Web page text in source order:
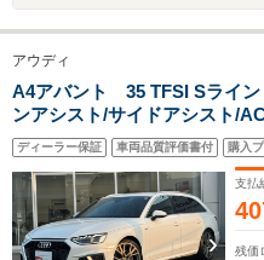
アウディ
A4アバント 35 TFSI Sライ
ンアシスト/サイドアシスト/
ス/アンビエントライト/マトリ
チャルコックピット/MMIナビ/
ーター/認定中古車
ディーラー保証 車両品質評価書付 購入
支払
残価